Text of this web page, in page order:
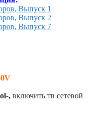
Выпуск 1
Выпуск 2
Выпуск 7
, включить тв сетевой